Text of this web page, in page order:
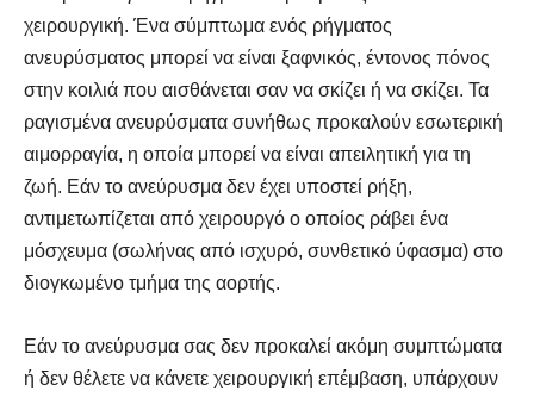
χειρουργική. Ένα σύμπτωμα ενός ρήγματος
ανευρύσματος μπορεί να είναι ξαφνικός, έντονος πόνος
στην κοιλιά που αισθάνεται σαν να σκίζει ή να σκίζει. Τα
ραγισμένα ανευρύσματα συνήθως προκαλούν εσωτερική
αιμορραγία, η οποία μπορεί να είναι απειλητική για τη
ζωή. Εάν το ανεύρυσμα δεν έχει υποστεί ρήξη,
αντιμετωπίζεται από χειρουργό ο οποίος ράβει ένα
μόσχευμα (σωλήνας από ισχυρό, συνθετικό ύφασμα) στο
διογκωμένο τμήμα της αορτής.
Εάν το ανεύρυσμα σας δεν προκαλεί ακόμη συμπτώματα
ή δεν θέλετε να κάνετε χειρουργική επέμβαση, υπάρχουν